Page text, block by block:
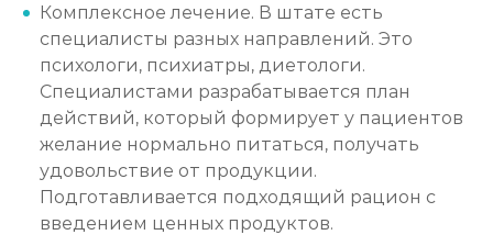
Комплексное лечение. В штате есть
специалисты разных направлений. Это
психологи, психиатры, диетологи.
Специалистами разрабатывается план
действий, который формирует у пациентов
желание нормально питаться, получать
удовольствие от продукции.
Подготавливается подходящий рацион с
введением ценных продуктов.